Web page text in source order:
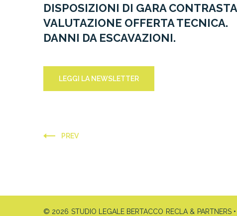
DISPOSIZIONI DI GARA
VALUTAZIONE OFFERTA TECNICA.
DANNI DA ESCAVAZIONI.
LEGGI LA NEWSLETTER
PREV
© 2026 STUDIO LEGALE BERTACCO RECLA &